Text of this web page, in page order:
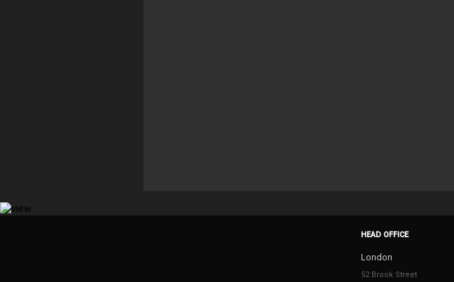
HEAD OFFICE
London
52 Brook Street